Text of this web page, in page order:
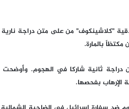
"كلاشينكوف" من على متن دراجة
بالمارة.
ثانية شاركا في الهجوم. وأوضحت
الإرهاب بفحصها.